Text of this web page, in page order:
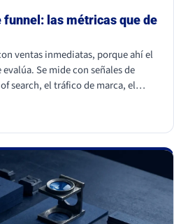
las métricas que de
ventas inmediatas, porque ahí el
Se mide con señales de
search, el tráfico de marca, el
los likes y los seguidores no